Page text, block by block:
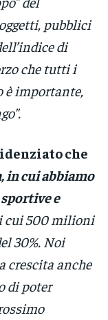
pubblici
di
che tutti i
è importante,
che
in cui abbiamo
e
cui 500 milioni
30%. Noi
crescita anche
di poter